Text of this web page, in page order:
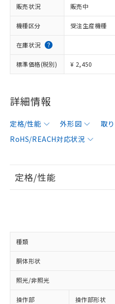
販売状況 販売中
機種区分 受注生産機種
在庫状況
標準価格(税別) ¥ 2,450
詳細情報
定格/性能 外形図 取
RoHS/REACH対応状況
定格/性能
種類
胴体形状
照光/非照光
操作部 操作部形状